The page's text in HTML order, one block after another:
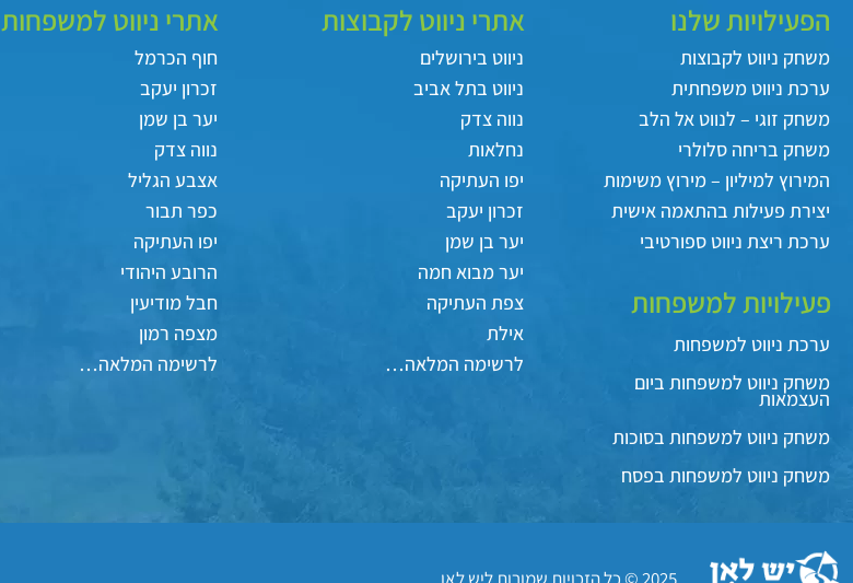
הפעילויות שלנו
משחק ניווט לקבוצות
ערכת ניווט משפחתית
משחק זוגי – לנווט אל הלב
משחק בריחה סלולרי
המירוץ למיליון – מירוץ משימות
יצירת פעילות בהתאמה אישית
ערכת ריצת ניווט ספורטיבי
פעילויות למשפחות
ערכת ניווט למשפחות
משחק ניווט למשפחות ביום
העצמאות
משחק ניווט למשפחות בסוכות
משחק ניווט למשפחות בפסח
אתרי ניווט לקבוצות
ניווט בירושלים
ניווט בתל אביב
נווה צדק
נחלאות
יפו העתיקה
זכרון יעקב
יער בן שמן
יער מבוא חמה
צפת העתיקה
אילת
לרשימה המלאה…
אתרי ניווט למשפחות
חוף הכרמל
זכרון יעקב
יער בן שמן
נווה צדק
אצבע הגליל
כפר תבור
יפו העתיקה
הרובע היהודי
חבל מודיעין
מצפה רמון
לרשימה המלאה…
2025 © כל הזכויות שמורות ליש לאן